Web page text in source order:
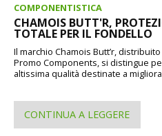
COMPONENTISTICA
CHAMOIS BUTT'R,
TOTALE PER IL FONDELLO
Il marchio Chamois Butt’r,
Promo Components, si distingue
altissima qualità destinate a
CONTINUA A LEGGERE